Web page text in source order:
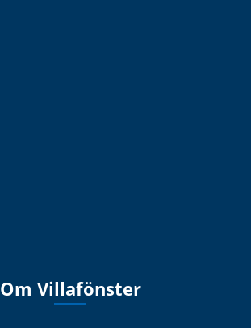
Om Villafönster